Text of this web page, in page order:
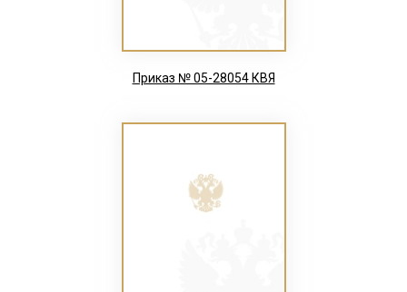
Приказ № 05-28054 КВЯ